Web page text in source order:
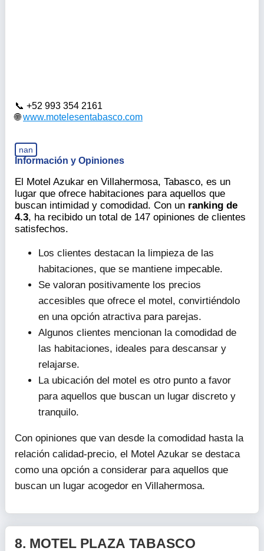
+52 993 354 2161
www.motelesentabasco.com
nan
Información y Opiniones
El Motel Azukar en Villahermosa, Tabasco, es un
lugar que ofrece habitaciones para aquellos que
buscan intimidad y comodidad. Con un ranking de
4.3, ha recibido un total de 147 opiniones de clientes
satisfechos.
Los clientes destacan la limpieza de las
habitaciones, que se mantiene impecable.
Se valoran positivamente los precios
accesibles que ofrece el motel, convirtiéndolo
en una opción atractiva para parejas.
Algunos clientes mencionan la comodidad de
las habitaciones, ideales para descansar y
relajarse.
La ubicación del motel es otro punto a favor
para aquellos que buscan un lugar discreto y
tranquilo.
Con opiniones que van desde la comodidad hasta la
relación calidad-precio, el Motel Azukar se destaca
como una opción a considerar para aquellos que
buscan un lugar acogedor en Villahermosa.
8. MOTEL PLAZA TABASCO